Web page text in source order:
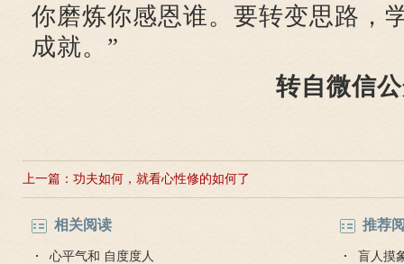
你磨炼你感恩谁。要转变思路，
成就。”
转自微信
上一篇： 功夫如何，就看心性修的如何了
相关阅读
心平气和 自度度人
推荐
盲人摸